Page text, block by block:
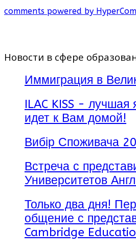
comments powered by
Новости в сфере
Иммиграция в
ILAC KISS - лучшая
идет к Вам домой!
Вибір Споживача
Встреча с
Университетов
Только два дня!
общение с
Cambridge